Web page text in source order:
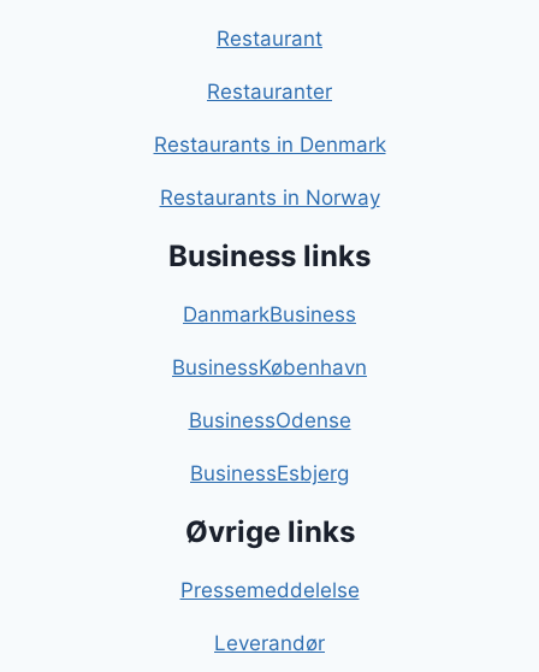
Restaurant
Restauranter
Restaurants in Denmark
Restaurants in Norway
Business links
DanmarkBusiness
BusinessKøbenhavn
BusinessOdense
BusinessEsbjerg
Øvrige links
Pressemeddelelse
Leverandør